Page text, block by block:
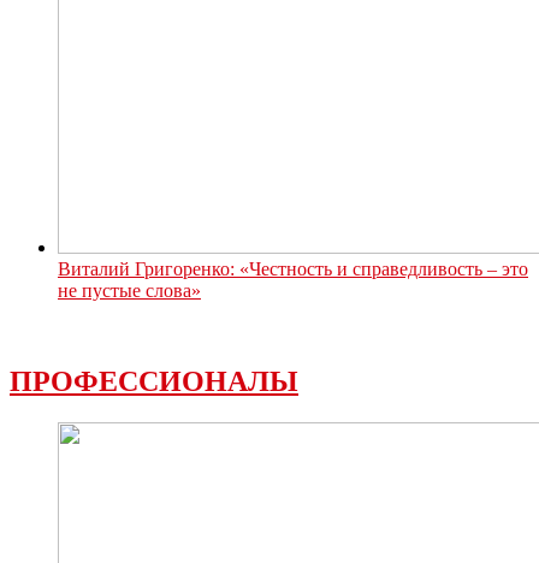
Виталий Григоренко: «Честность и справедливость – это
не пустые слова»
ПРОФЕССИОНАЛЫ